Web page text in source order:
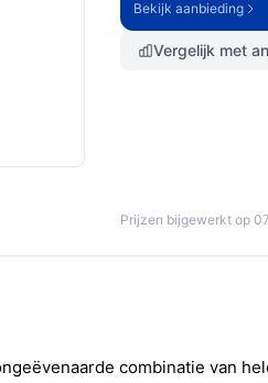
Bekijk aanbieding
Vergelijk met
Prijzen bijgewerkt op
combinatie van